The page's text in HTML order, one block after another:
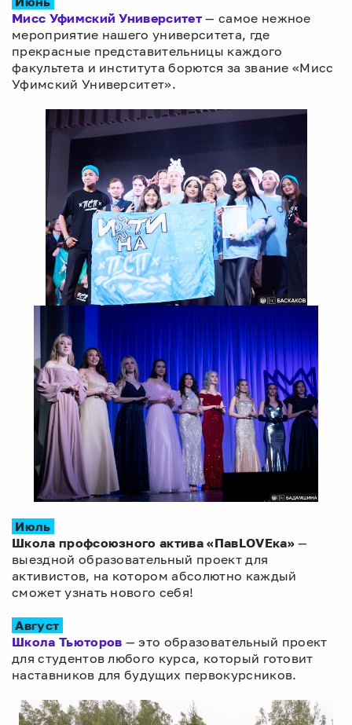
Мисс Уфимский Университет — самое нежное
мероприятие нашего университета, где
прекрасные представительницы каждого
факультета и института борются за звание «Мисс
Уфимский Университет».
Июль
Школа профсоюзного актива «ПавLOVEка»—
выездной образовательный проект для
активистов, на котором абсолютно каждый
сможет узнать нового себя!
Август
Школа Тьюторов — это образовательный проект
для студентов любого курса, который готовит
наставников для будущих первокурсников.